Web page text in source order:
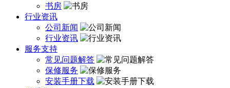
书房
行业资讯
公司新闻
行业资讯
服务支持
常见问题解答
保修服务
安装手册下载